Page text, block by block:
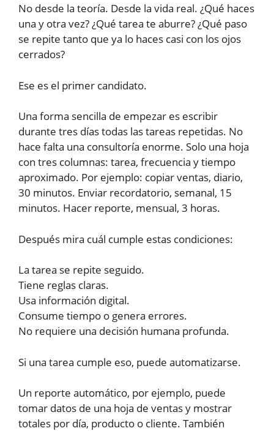
No desde la teoría. Desde la vida real. ¿Qué haces
una y otra vez? ¿Qué tarea te aburre? ¿Qué paso
se repite tanto que ya lo haces casi con los ojos
cerrados?
Ese es el primer candidato.
Una forma sencilla de empezar es escribir
durante tres días todas las tareas repetidas. No
hace falta una consultoría enorme. Solo una hoja
con tres columnas: tarea, frecuencia y tiempo
aproximado. Por ejemplo: copiar ventas, diario,
30 minutos. Enviar recordatorio, semanal, 15
minutos. Hacer reporte, mensual, 3 horas.
Después mira cuál cumple estas condiciones:
La tarea se repite seguido.
Tiene reglas claras.
Usa información digital.
Consume tiempo o genera errores.
No requiere una decisión humana profunda.
Si una tarea cumple eso, puede automatizarse.
Un reporte automático, por ejemplo, puede
tomar datos de una hoja de ventas y mostrar
totales por día, producto o cliente. También